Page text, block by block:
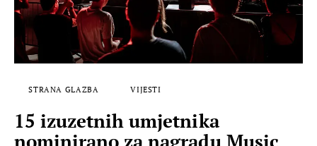
STRANA GLAZBA VIJESTI
15 izuzetnih umjetnika
nominirano za nagradu Music